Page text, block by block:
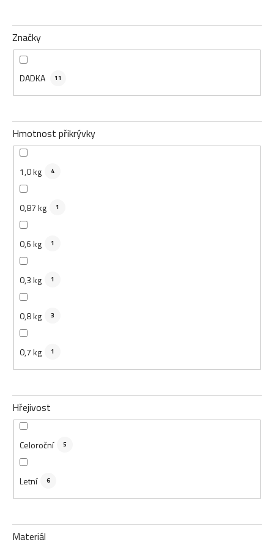
Značky
DADKA 11
Hmotnost přikrývky
1,0 kg 4
0,87 kg 1
0,6 kg 1
0,3 kg 1
0,8 kg 3
0,7 kg 1
Hřejivost
Celoroční 5
Letní 6
Materiál